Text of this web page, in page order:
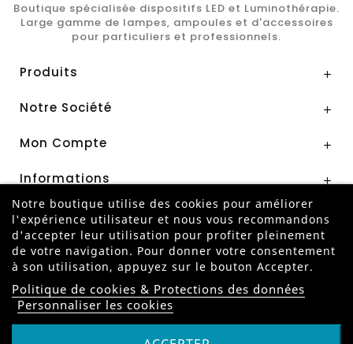
Boutique spécialisée dispositifs LED et Luminothérapie.
Large gamme de lampes, ampoules et d'accessoires
pour particuliers et professionnels.
Produits 
Notre Société 
Mon Compte 
Informations 
Paiement Sécurisé par
Notre boutique utilise des cookies pour améliorer
l'expérience utilisateur et nous vous recommandons
d'accepter leur utilisation pour profiter pleinement
de votre navigation. Pour donner votre consentement
à son utilisation, appuyez sur le bouton Accepter.
Politique de cookies & Protections des données
Personnaliser les cookiesANNULER MA COMMANDE